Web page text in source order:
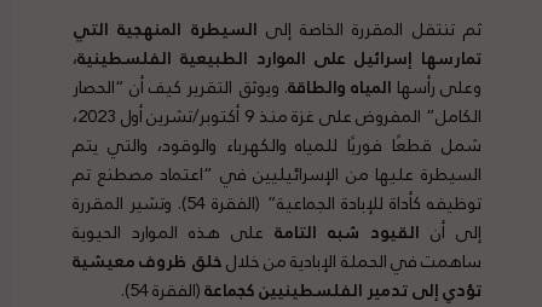
ثم تنتقل المقررة الخاصة إلى السيطرة المنهجية التي
تمارسها إسرائيل على الموارد الطبيعية الفلسطينية،
وعلى رأسها المياه والطاقة. ويوثق التقرير كيف أن “الحصار
الكامل” المفروض على غزة منذ 9 أكتوبر/تشرين أول 2023،
شمل قطعًا فوريًا للمياه والكهرباء والوقود، والتي يتم
السيطرة عليها من الإسرائيليين في “اعتماد مصطنع تم
توظيفه كأداة للإبادة الجماعية” (الفقرة 54). وتشير المقررة
إلى أن القيود شبه التامة على هذه الموارد الحيوية
ساهمت في الحملة الإبادية من خلالخلق ظروف معيشية
تؤدي إلى تدمير الفلسطينيين كجماعة(الفقرة 54).